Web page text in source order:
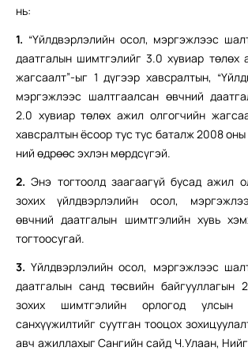
нь:
1. “Үйлдвэрлэлийн осол, мэргэжлээс
даатгалын шимтгэлийг 3.0 хувиар төлөх
жагсаалт”-ыг 1 дүгээр хавсралтын,
мэргэжлээс шалтгаалсан өвчний
2.0 хувиар төлөх ажил олгогчийн
хавсралтын ёсоор тус тус баталж 2008 оны
ний өдрөөс эхлэн мөрдсүгэй.
2. Энэ тогтоолд заагаагүй бусад ажил
зохих үйлдвэрлэлийн осол,
өвчний даатгалын шимтгэлийн хувь
тогтоосугай.
3. Үйлдвэрлэлийн осол, мэргэжлээс
даатгалын санд төсвийн байгууллагын
зохих шимтгэлийн орлогод улсын
санхүүжилтийг суутган тооцох
авч ажиллахыг Сангийн сайд Ч.Улаан,